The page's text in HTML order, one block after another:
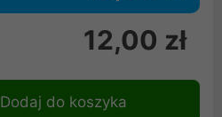
12,00 zł
Dodaj do koszyka